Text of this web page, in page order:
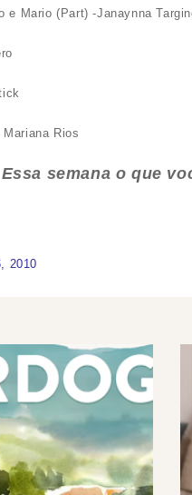
e Mario (Part) -Janaynna
Rios
Essa semana o que
2010